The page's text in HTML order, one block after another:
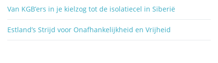
Van KGB’ers in je kielzog tot de isolatiecel in Siberië
Estland’s Strijd voor Onafhankelijkheid en Vrijheid